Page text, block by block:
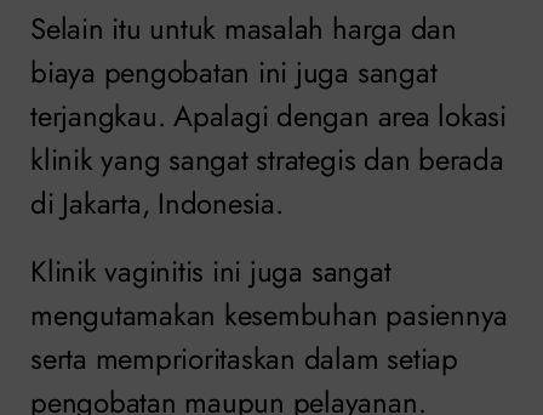
Selain itu untuk masalah harga dan
biaya pengobatan ini juga sangat
terjangkau. Apalagi dengan area lokasi
klinik yang sangat strategis dan berada
di Jakarta, Indonesia.
Klinik vaginitis ini juga sangat
mengutamakan kesembuhan pasiennya
serta memprioritaskan dalam setiap
pengobatan maupun pelayanan.